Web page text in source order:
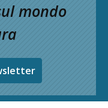
mondo